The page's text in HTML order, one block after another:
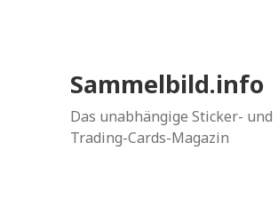
Sammelbild.info
Das unabhängige Sticker- und
Trading-Cards-Magazin